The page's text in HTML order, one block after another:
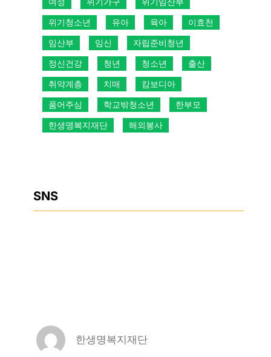
위기청소년
유아 육아
이효천
임산부
임신
자립준비청년
정신건강
청년 청소년
출산
취약계층
치매
캄보디아
품어주심
학교밖청소년
한부모
한생명복지재단
해외봉사
SNS
한생명복지재단